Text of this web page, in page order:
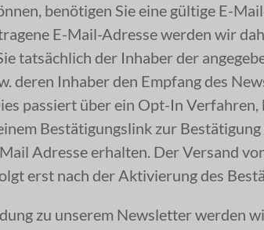
benötigen Sie eine gültige E-
E-Mail-Adresse werden wir
tatsächlich der Inhaber der
deren Inhaber den Empfang des
passiert über ein Opt-In Verfahren,
Bestätigungslink zur
Adresse erhalten. Der Versand
erst nach der Aktivierung des
zu unserem Newsletter werden